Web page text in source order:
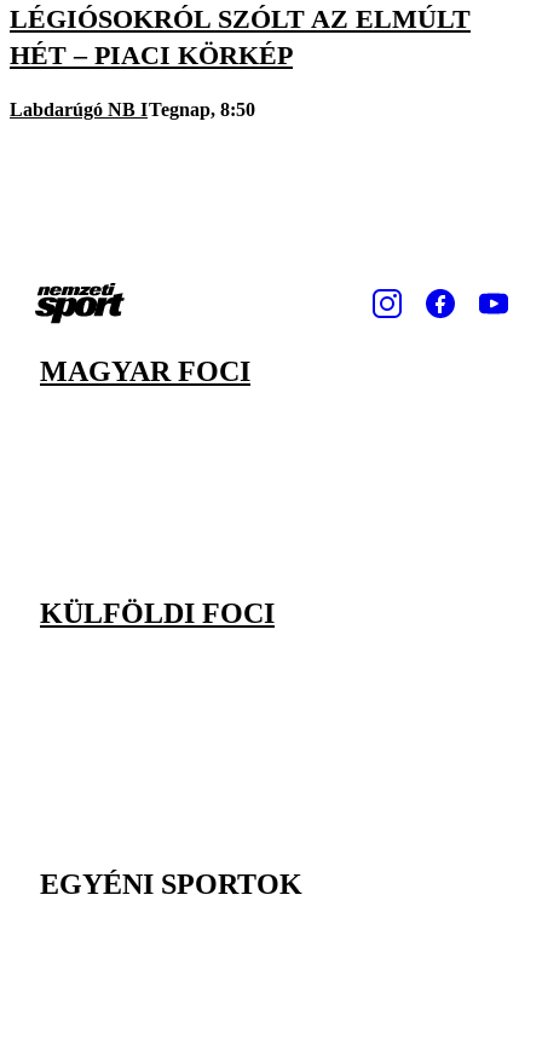
LÉGIÓSOKRÓL SZÓLT AZ ELMÚLT
HÉT – PIACI KÖRKÉP
Labdarúgó NB ITegnap, 8:50
MAGYAR FOCI
KÜLFÖLDI FOCI
EGYÉNI SPORTOK